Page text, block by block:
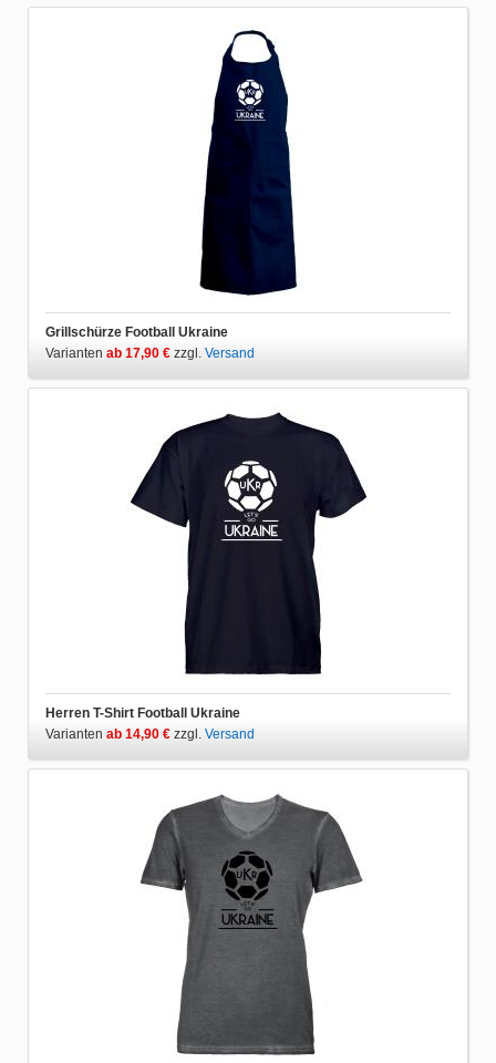
Grillschürze Football Ukraine
Varianten ab 17,90 € zzgl. Versand
Herren T-Shirt Football Ukraine
Varianten ab 14,90 € zzgl. Versand